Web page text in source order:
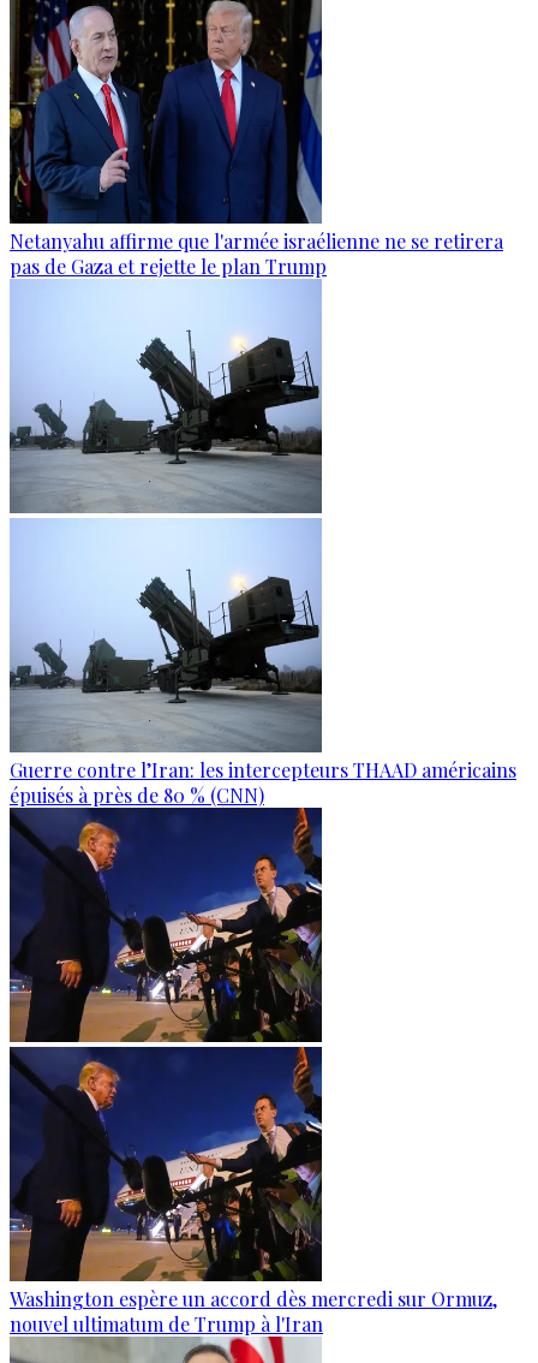
Netanyahu affirme que l'armée israélienne ne se retirera
pas de Gaza et rejette le plan Trump
Guerre contre l’Iran: les intercepteurs THAAD américains
épuisés à près de 80 % (CNN)
Washington espère un accord dès mercredi sur Ormuz,
nouvel ultimatum de Trump à l'Iran